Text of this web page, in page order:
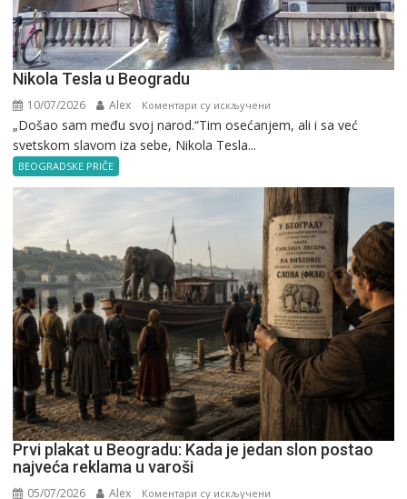
Nikola Tesla u Beogradu
10/07/2026 Alex Коментари су искључени
Nikola
„Došao sam među svoj narod.“Tim osećanjem, ali i sa već
svetskom slavom iza sebe, Nikola Tesla...
BEOGRADSKE PRIČE
Prvi plakat u Beogradu: Kada je jedan slon postao
najveća reklama u varoši
05/07/2026 Alex Коментари су искључени